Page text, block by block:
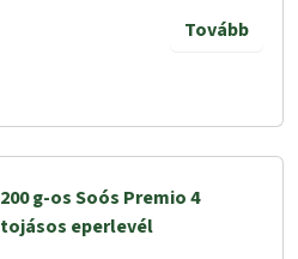
Tovább
200 g-os Soós Premio 4
tojásos eperlevél